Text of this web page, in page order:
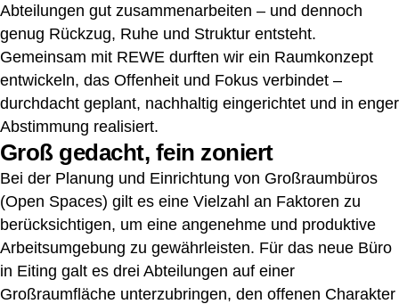
Abteilungen gut zusammenarbeiten – und dennoch
genug Rückzug, Ruhe und Struktur entsteht.
Gemeinsam mit REWE durften wir ein Raumkonzept
entwickeln, das Offenheit und Fokus verbindet –
durchdacht geplant, nachhaltig eingerichtet und in enger
Abstimmung realisiert.
Groß gedacht, fein zoniert
Bei der Planung und Einrichtung von Großraumbüros
(Open Spaces) gilt es eine Vielzahl an Faktoren zu
berücksichtigen, um eine angenehme und produktive
Arbeitsumgebung zu gewährleisten. Für das neue Büro
in Eiting galt es drei Abteilungen auf einer
Großraumfläche unterzubringen, den offenen Charakter